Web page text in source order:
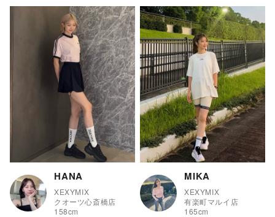
HANA
XEXYMIX
クオーツ心斎橋店
158cm
MIKA
XEXYMIX
有楽町マルイ店
165cm